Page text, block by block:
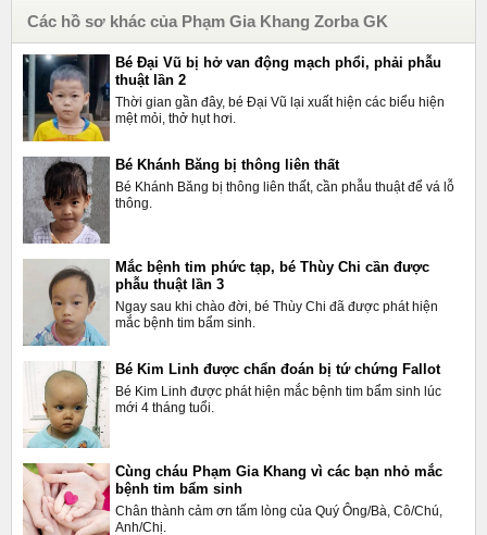
Các hồ sơ khác của Phạm Gia Khang Zorba GK
Bé Đại Vũ bị hở van động mạch phổi, phải phẫu
thuật lần 2
Thời gian gần đây, bé Đại Vũ lại xuất hiện các biểu hiện
mệt mỏi, thở hụt hơi.
Bé Khánh Băng bị thông liên thất
Bé Khánh Băng bị thông liên thất, cần phẫu thuật để vá lỗ
thông.
Mắc bệnh tim phức tạp, bé Thùy Chi cần được
phẫu thuật lần 3
Ngay sau khi chào đời, bé Thùy Chi đã được phát hiện
mắc bệnh tim bẩm sinh.
Bé Kim Linh được chẩn đoán bị tứ chứng Fallot
Bé Kim Linh được phát hiện mắc bệnh tim bẩm sinh lúc
mới 4 tháng tuổi.
Cùng cháu Phạm Gia Khang vì các bạn nhỏ mắc
bệnh tim bẩm sinh
Chân thành cảm ơn tấm lòng của Quý Ông/Bà, Cô/Chú,
Anh/Chị.